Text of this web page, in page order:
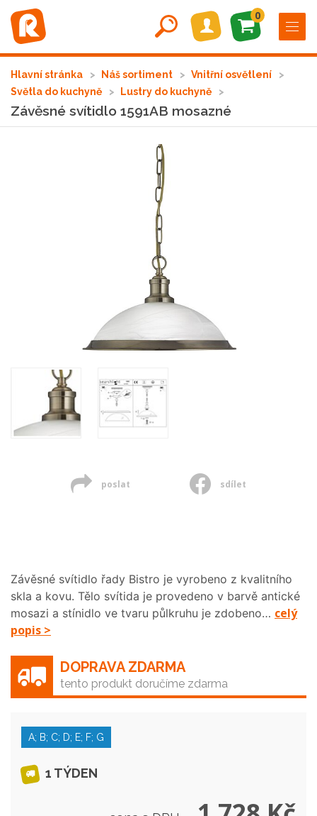
0
Hlavní stránka Náš sortiment
Vnitřní osvětlení
Světla do kuchyně
Lustry do kuchyně
Závěsné svítidlo 1591AB mosazné
poslat sdílet
Závěsné svítidlo řady Bistro je vyrobeno z kvalitního
skla a kovu. Tělo svítida je provedeno v barvě antické
mosazi a stínidlo ve tvaru půlkruhu je zdobeno… celý
popis >
DOPRAVA ZDARMA
tento produkt doručíme zdarma
A; B; C; D; E; F; G
1 TÝDEN